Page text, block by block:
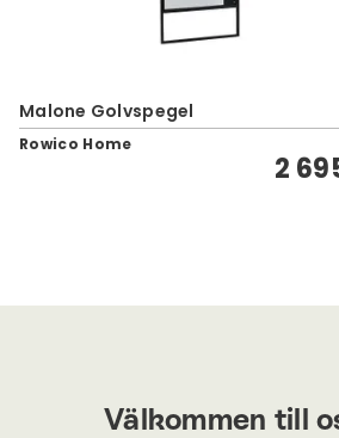
Malone Golvspegel
Rowico Home
2
Välkommen till